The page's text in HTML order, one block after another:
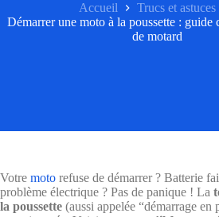
Accueil
Trucs et astuces
Démarrer une moto à la poussette : guide
de motard
Votre moto refuse de démarrer ? Batterie
problème électrique ? Pas de panique ! La
la poussette (aussi appelée “démarrage en